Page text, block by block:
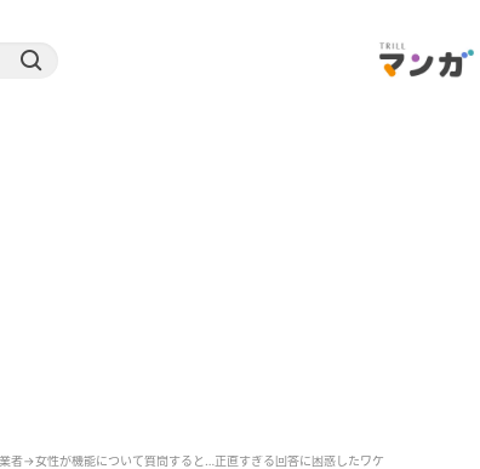
者→女性が機能について質問すると…正直すぎる回答に困惑したワケ